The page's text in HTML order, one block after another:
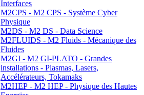
Interfaces
M2CPS - M2 CPS - Système Cyber
Physique
M2DS - M2 DS - Data Science
M2FLUIDS - M2 Fluids - Mécanique des
Fluides
M2GI - M2 GI-PLATO - Grandes
installations - Plasmas, Lasers,
Accélérateurs, Tokamaks
M2HEP - M2 HEP - Physique des Hautes